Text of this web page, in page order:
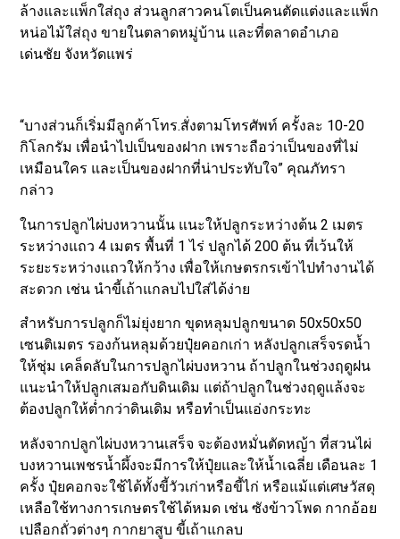
ล้างและแพ็กใส่ถุง ส่วนลูกสาวคนโตเป็นคนตัดแต่งและแพ็ก
หน่อไม้ใส่ถุง ขายในตลาดหมู่บ้าน และที่ตลาดอำเภอ
เด่นชัย จังหวัดแพร่
“บางส่วนก็เริ่มมีลูกค้าโทร.สั่งตามโทรศัพท์ ครั้งละ 10-20
กิโลกรัม เพื่อนำไปเป็นของฝาก เพราะถือว่าเป็นของที่ไม่
เหมือนใคร และเป็นของฝากที่น่าประทับใจ” คุณภัทรา
กล่าว
ในการปลูกไผ่บงหวานนั้น แนะให้ปลูกระหว่างต้น 2 เมตร
ระหว่างแถว 4 เมตร พื้นที่ 1 ไร่ ปลูกได้ 200 ต้น ที่เว้นให้
ระยะระหว่างแถวให้กว้าง เพื่อให้เกษตรกรเข้าไปทำงานได้
สะดวก เช่น นำขี้เถ้าแกลบไปใส่ได้ง่าย
สำหรับการปลูกก็ไม่ยุ่งยาก ขุดหลุมปลูกขนาด 50x50x50
เซนติเมตร รองก้นหลุมด้วยปุ๋ยคอกเก่า หลังปลูกเสร็จรดน้ำ
ให้ชุ่ม เคล็ดลับในการปลูกไผ่บงหวาน ถ้าปลูกในช่วงฤดูฝน
แนะนำให้ปลูกเสมอกับดินเดิม แต่ถ้าปลูกในช่วงฤดูแล้งจะ
ต้องปลูกให้ต่ำกว่าดินเดิม หรือทำเป็นแอ่งกระทะ
หลังจากปลูกไผ่บงหวานเสร็จ จะต้องหมั่นตัดหญ้า ที่สวนไผ่
บงหวานเพชรน้ำผึ้งจะมีการให้ปุ๋ยและให้น้ำเฉลี่ย เดือนละ 1
ครั้ง ปุ๋ยคอกจะใช้ได้ทั้งขี้วัวเก่าหรือขี้ไก่ หรือแม้แต่เศษวัสดุ
เหลือใช้ทางการเกษตรใช้ได้หมด เช่น ซังข้าวโพด กากอ้อย
เปลือกถั่วต่างๆ กากยาสูบ ขี้เถ้าแกลบ